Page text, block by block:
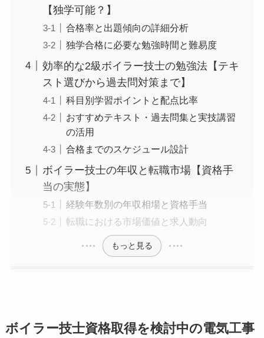
【独学可能？】
合格率と出題傾向の詳細分析
独学合格に必要な勉強時間と難易度
効率的な2級ボイラー技士の勉強法【テキ
スト選びから過去問対策まで】
科目別学習ポイントと配点比率
おすすめテキスト・過去問集と実技講習
の活用
合格までのスケジュール設計
ボイラー技士の年収と転職市場【資格手
当の実態】
経験年数別の年収相場と資格手当
転職における市場価値と求人動向
もっと見る
ボイラー技士資格取得を検討中の電気工事